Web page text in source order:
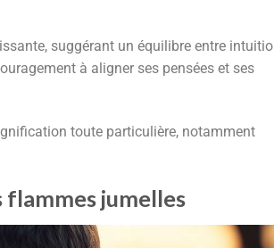
suggérant un équilibre entre
à aligner ses pensées et ses
toute particulière, notamment
flammes jumelles